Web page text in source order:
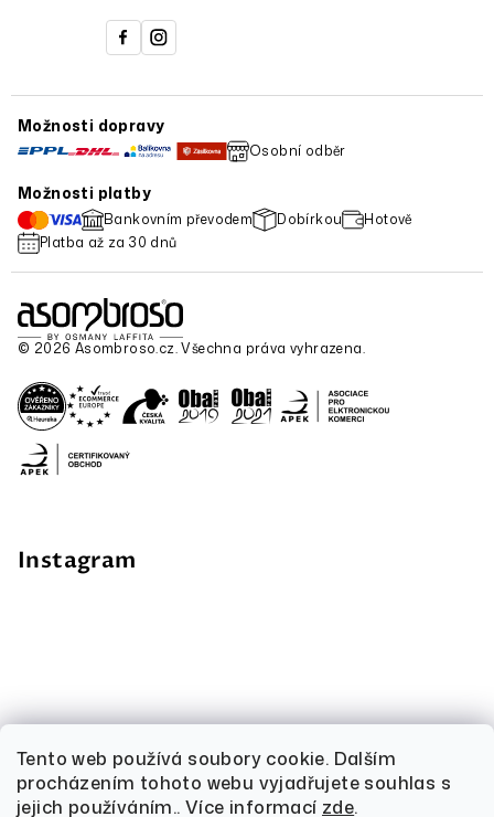
Tento web používá soubory cookie. Dalším
procházením tohoto webu vyjadřujete souhlas s
jejich používáním.. Více informací zde.
Možnosti dopravy
Osobní odběr
Možnosti platby
Bankovním převodem Dobírkou
Hotově
Platba až za 30 dnů
© 2026 Asombroso.cz. Všechna práva vyhrazena.
Instagram